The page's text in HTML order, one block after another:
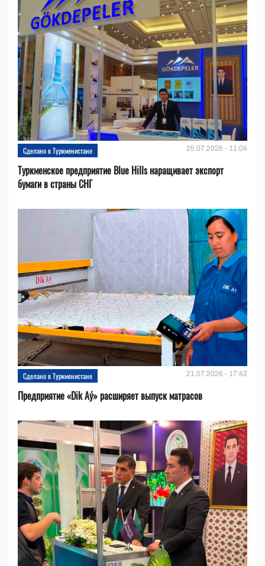
Сделано в Туркменистане 25.07.2026 - 11:04
Туркменское предприятие Blue Hills наращивает экспорт
бумаги в страны СНГ
Сделано в Туркменистане 21.07.2026 - 17:42
Предприятие «Dik Aý» расширяет выпуск матрасов